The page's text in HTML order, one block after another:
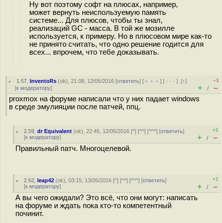
Ну вот поэтому софт на плюсах, например,
может вернуть неиспользуемую память
системе... Для плюсов, чтобы ты знал,
реализаций GC - масса. В той же мозилле
используется, к примеру. Но в плюсовом мире как-то
не принято считать, что одно решение годится для
всех... впрочем, что тебе доказывать.
1.57 ,InventoRs (ok), 21:08, 12/05/2016 [ответить] [ ﹢﹢﹢] [ · · ·][↑]
[к модератору]
–1
+ / –
proxmox на форуме написали что у них падает windows
в среде эмулияции после патчей, ппц.
2.59 ,dr Equivalent (ok), 22:45, 12/05/2016 [^] [^^] [^^^] [ответить]
[к модератору]
+1
+ / –
Правильный патч. Многоцелевой.
2.62 ,leap42 (ok), 03:15, 13/05/2016 [^] [^^] [^^^] [ответить]
[к модератору]
+1
+ / –
А вы чего ожидали? Это всё, что они могут: написать
на форуме и ждать пока кто-то компетентный
починит.